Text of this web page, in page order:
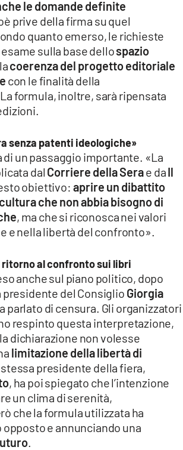
le domande definite
prive della firma su quel
quanto emerso, le richieste
sulla base dellospazio
coerenza del progetto editoriale
con le finalità della
formula, inoltre, sarà ripensata
senza patenti ideologiche»
di un passaggio importante. «La
dal Corriere della Serae daIl
obiettivo: aprire un dibattito
che non abbia bisogno di
, ma che si riconosca nei valori
e nella libertà del confronto».
ritorno al confronto sui libri
anche sul piano politico, dopo
presidente del Consiglio Giorgia
parlato di censura. Gli organizzatori
respinto questa interpretazione,
dichiarazione non volesse
limitazione della libertà di
stessa presidente della fiera,
, ha poi spiegato che l’intenzione
un clima di serenità,
che la formula utilizzata ha
e annunciando una